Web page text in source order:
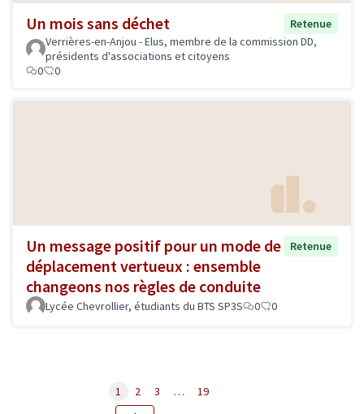
Un mois sans déchet
Retenue
Verrières-en-Anjou - Elus, membre de la commission DD,
présidents d'associations et citoyens
0
0
Un message positif pour un mode de
déplacement vertueux : ensemble
changeons nos règles de conduite
Retenue
Lycée Chevrollier, étudiants du BTS SP3S 0 0
1 2 3 … 19